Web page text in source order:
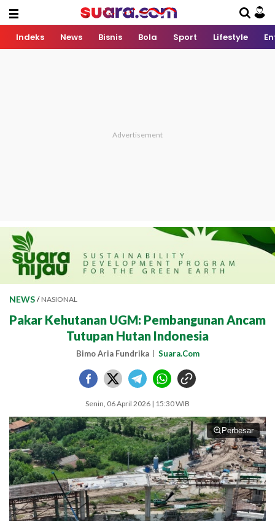
Indeks News Bisnis Bola Sport Lifestyle
NEWS / NASIONAL
Pakar Kehutanan UGM: Pembangunan Ancam
Tutupan Hutan Indonesia
Bimo Aria Fundrika Suara.Com
Senin, 06 April 2026 | 15:30 WIB
Perbesar